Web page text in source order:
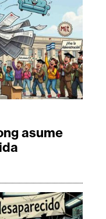
asume